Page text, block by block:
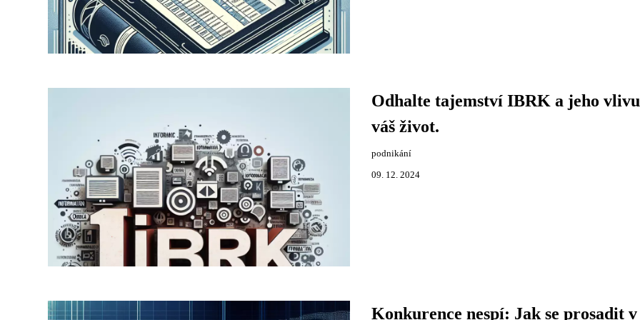
Odhalte tajemství IBRK a jeho
váš život.
podnikání
09. 12. 2024
Konkurence nespí: Jak se prosadit v